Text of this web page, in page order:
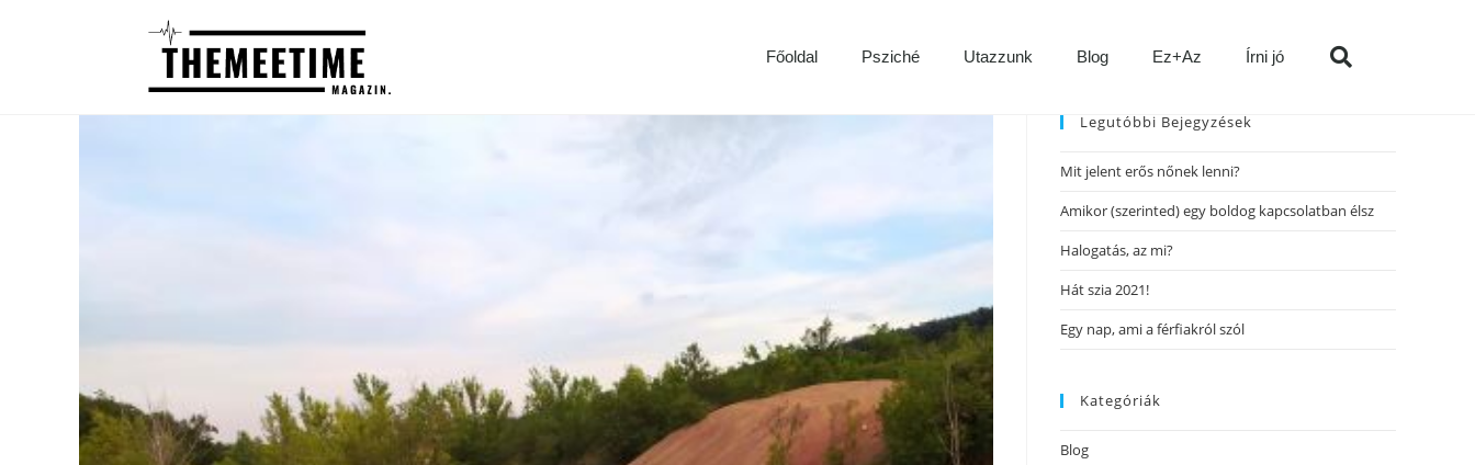
Főoldal Psziché Utazzunk Blog Ez+Az Írni jó
Legutóbbi Bejegyzések
Mit jelent erős nőnek lenni?
Amikor (szerinted) egy boldog kapcsolatban élsz
Halogatás, az mi?
Hát szia 2021!
Egy nap, ami a férfiakról szól
Kategóriák
Blog